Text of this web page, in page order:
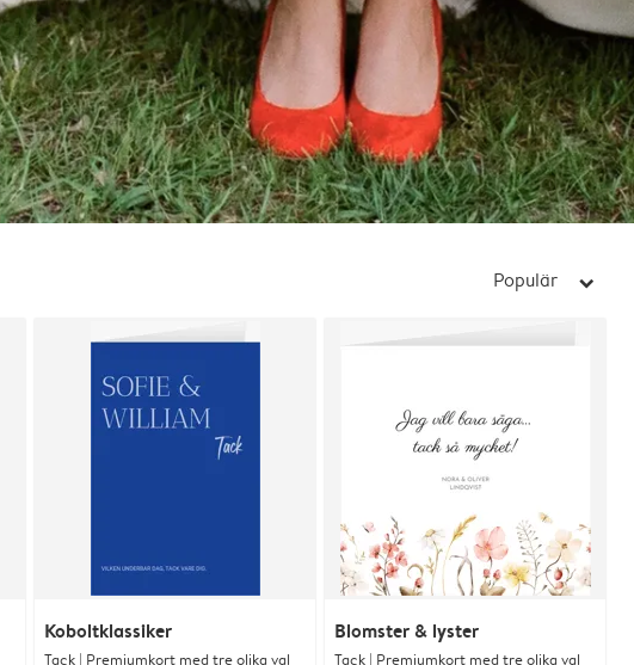
Populär arrow_right
Koboltklassiker
Tack | Premiumkort med tre olika val
Blomster & lyster
Tack | Premiumkort med tre olika val